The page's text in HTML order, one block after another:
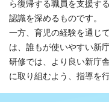
ら復帰する職員を支援す
認識を深めるものです。
一方、育児の経験を通じ
は、誰もが使いやすい新
研修では、より良い新庁
に取り組むよう、指導を